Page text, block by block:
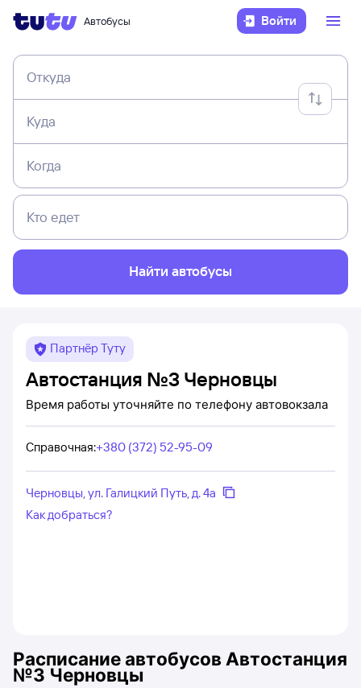
Автобусы Войти
Откуда
Куда
Когда
Кто едет
Найти автобусы
Партнёр Туту
Автостанция №3 Черновцы
Время работы уточняйте по телефону автовокзала
Справочная:+380 (372) 52-95-09
Черновцы, ул. Галицкий Путь, д. 4а
Как добраться?
Расписание автобусов Автостанция
№3 Черновцы